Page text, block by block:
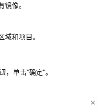
像。
域和项目。
，单击“确定”。